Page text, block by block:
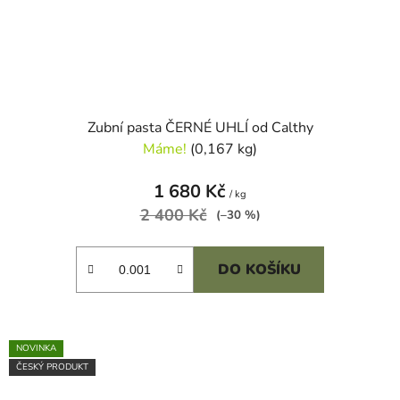
Zubní pasta ČERNÉ UHLÍ od Calthy
Máme! (0,167 kg)
1 680 Kč / kg
2 400 Kč (–30 %)
DO KOŠÍKU
NOVINKA
ČESKÝ PRODUKT